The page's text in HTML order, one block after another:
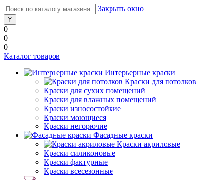
Закрыть окно
0
0
0
Каталог товаров
Интерьерные краски
Краски для потолков
Краски для сухих помещений
Краски для влажных помещений
Краски износостойкие
Краски моющиеся
Краски негорючие
Фасадные краски
Краски акриловые
Краски силиконовые
Краски фактурные
Краски всесезонные